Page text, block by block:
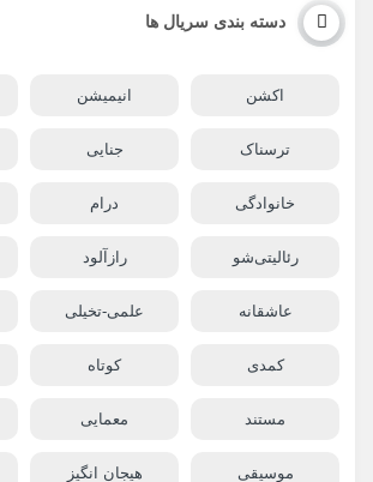
دسته بندی سریال ها
اکشن انیمیشن
ترسناک جنایی
خانوادگی درام
رئالیتی‌شو رازآلود
عاشقانه علمی-تخیلی
کمدی کوتاه
مستند معمایی
موسیقی هیجان انگیز